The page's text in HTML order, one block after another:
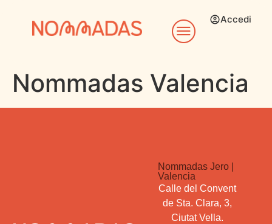
Accedi
Nommadas Valencia
Nommadas Jero |
Valencia
Calle del Convent
de Sta. Clara, 3,
Ciutat Vella.